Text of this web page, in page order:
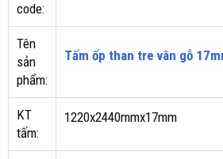
code:
Tên
sản
phẩm:
Tấm ốp than tre vân gỗ
KT
tấm:
1220x2440mmx17mm